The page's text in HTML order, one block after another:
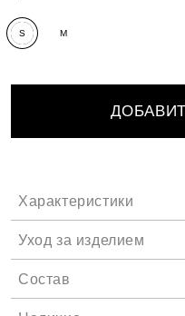
S M